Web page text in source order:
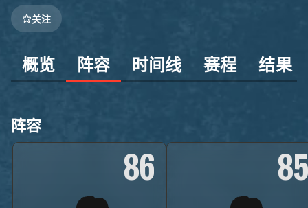
关注
概览 阵容 时间线 赛程 结果
阵容
86 85